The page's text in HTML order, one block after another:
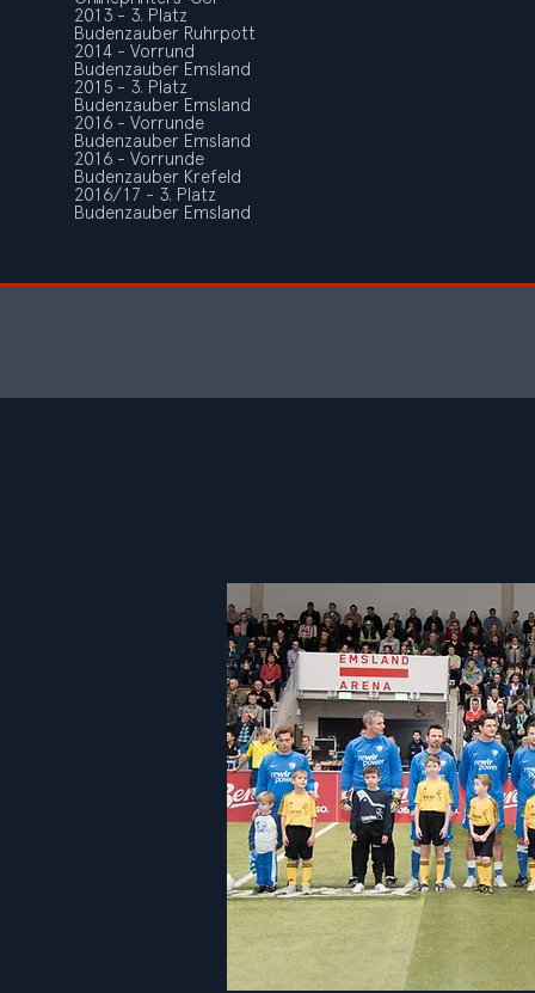
2013 - 3. Platz
Budenzauber Ruhrpott
2014 - Vorrund
Budenzauber Emsland
2015 - 3. Platz
Budenzauber Emsland
2016 - Vorrunde
Budenzauber Emsland
2016 - Vorrunde
Budenzauber Krefeld
2016/17 - 3. Platz
Budenzauber Emsland